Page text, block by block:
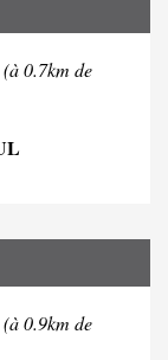
(à 0.7km de
(à 0.9km de